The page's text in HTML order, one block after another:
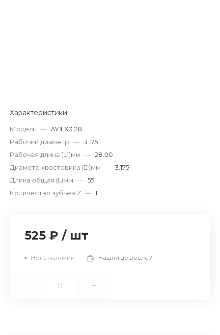
Характеристики
Модель — AY1LX3.28
Рабочий диаметр — 3.175
Рабочая длина (L1)мм — 28.00
Диаметр хвостовика (D)мм — 3.175
Длина общая (L)мм — 55
Количество зубьев Z — 1
525 ₽ / шт
Нет в наличии Нашли дешевле?
- +